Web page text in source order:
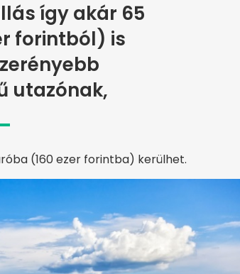
így akár 65
forintból) is
utazónak,
(160 ezer forintba) kerülhet.